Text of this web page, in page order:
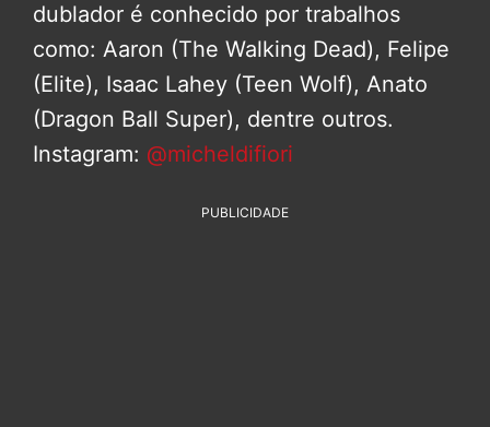
dublador é conhecido por trabalhos
como: Aaron (The Walking Dead), Felipe
(Elite), Isaac Lahey (Teen Wolf), Anato
(Dragon Ball Super), dentre outros.
Instagram: @micheldifiori
PUBLICIDADE